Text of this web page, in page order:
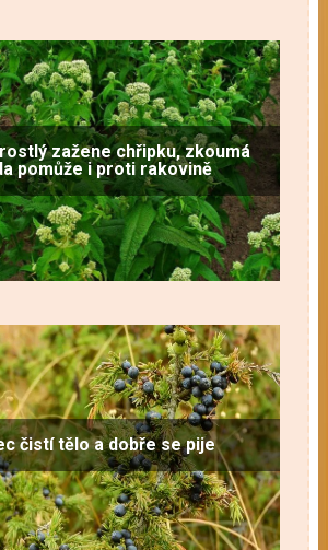
zažene chřipku, zkoumá
pomůže i proti rakovině
čistí tělo a dobře se pije